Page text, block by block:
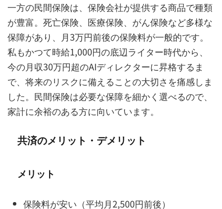
一方の民間保険は、保険会社が提供する商品で種類
が豊富。死亡保険、医療保険、がん保険など多様な
保障があり、月3万円前後の保険料が一般的です。
私もかつて時給1,000円の底辺ライター時代から、
今の月収30万円超のAIディレクターに昇格するま
で、将来のリスクに備えることの大切さを痛感しま
した。民間保険は必要な保障を細かく選べるので、
家計に余裕のある方に向いています。
共済のメリット・デメリット
メリット
保険料が安い（平均月2,500円前後）